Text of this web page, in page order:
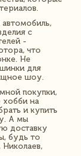
с
-
что
Не
для
шоу.
покупки,
хобби на
и купить
А мы
доставку
будь то